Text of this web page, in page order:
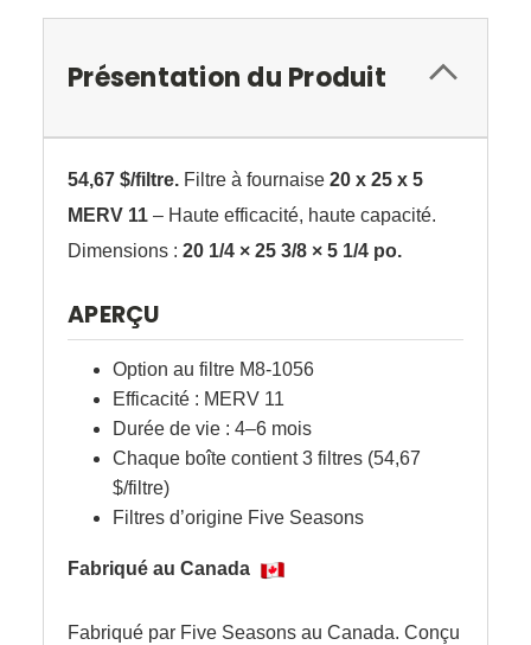
Présentation du Produit
54,67 $/filtre. Filtre à fournaise 20 x 25 x 5
MERV 11 – Haute efficacité, haute capacité.
Dimensions : 20 1/4 × 25 3/8 × 5 1/4 po.
APERÇU
Option au filtre M8-1056
Efficacité : MERV 11
Durée de vie : 4–6 mois
Chaque boîte contient 3 filtres (54,67
$/filtre)
Filtres d’origine Five Seasons
Fabriqué au Canada
Fabriqué par Five Seasons au Canada. Conçu